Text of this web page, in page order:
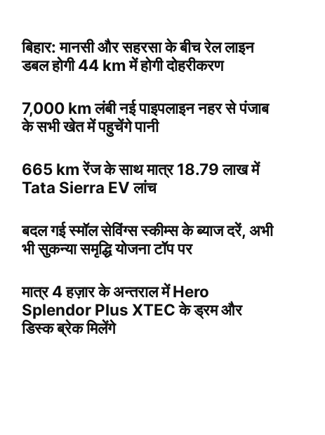
बिहार: मानसी और सहरसा के बीच रेल लाइन
डबल होगी 44 km में होगी दोहरीकरण
7,000 km लंबी नई पाइपलाइन नहर से पंजाब
के सभी खेत में पहुचेंगे पानी
665 km रेंज के साथ मात्र 18.79 लाख में
Tata Sierra EV लांच
बदल गई स्मॉल सेविंग्स स्कीम्स के ब्याज दरें, अभी
भी सुकन्या समृद्धि योजना टॉप पर
मात्र 4 हज़ार के अन्तराल में Hero
Splendor Plus XTEC के ड्रम और
डिस्क ब्रेक मिलेंगे